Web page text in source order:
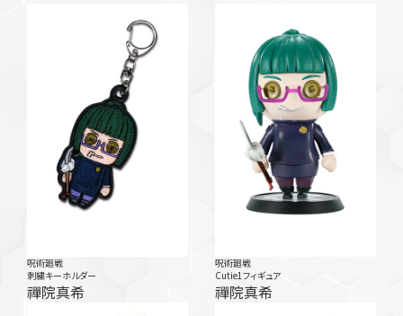
呪術廻戦
刺繍キーホルダー
禪院真希
呪術廻戦
Cutie1フィギュア
禪院真希